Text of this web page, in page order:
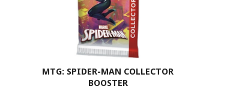
MTG: SPIDER-MAN COLLECTOR
BOOSTER